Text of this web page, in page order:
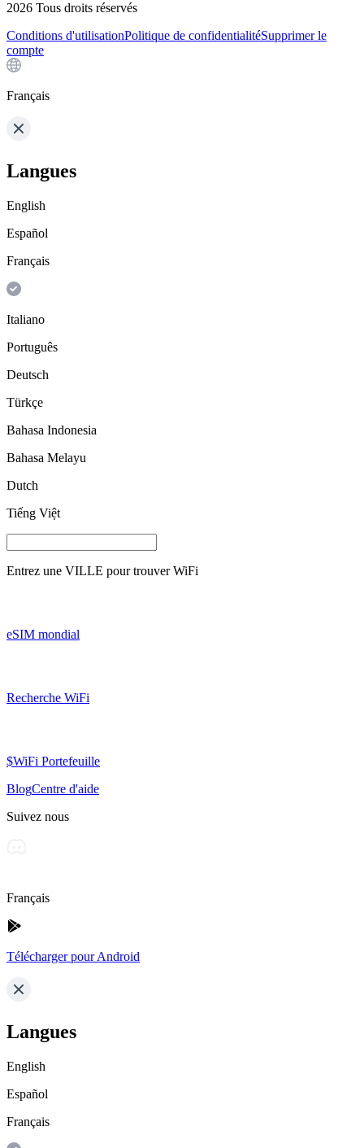
2026 Tous droits réservés
Conditions d'utilisationPolitique de confidentialitéSupprimer le
compte
Français
Langues
English
Español
Français
Italiano
Português
Deutsch
Türkçe
Bahasa Indonesia
Bahasa Melayu
Dutch
Tiếng Việt
Entrez une VILLE pour trouver WiFi
eSIM mondial
Recherche WiFi
$WiFi Portefeuille
BlogCentre d'aide
Suivez nous
Français
Télécharger pour Android
Langues
English
Español
Français